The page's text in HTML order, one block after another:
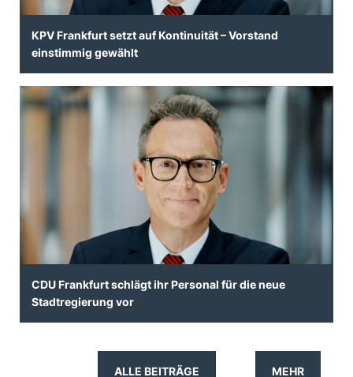
KPV Frankfurt setzt auf Kontinuität – Vorstand
einstimmig gewählt
CDU Frankfurt schlägt ihr Personal für die neue
Stadtregierung vor
ALLE BEITRÄGE MEHR